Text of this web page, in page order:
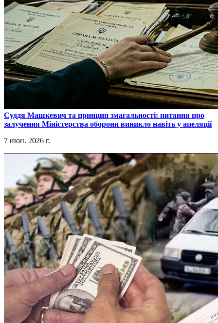
​Суддя Машкевич та принцип змагальності: питання про
залучення Міністерства оборони виникло навіть у апеляції
7 июн. 2026 г.